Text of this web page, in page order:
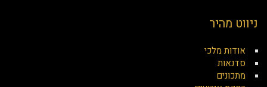
ניווט מהיר
אודות מלכי
סדנאות
מתכונים